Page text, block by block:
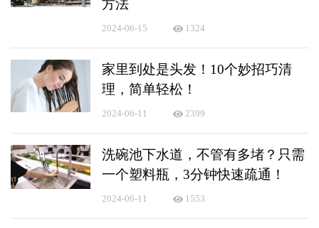
方法
2024-06-15 1324
家里到处是头发！10个妙招巧清
理，简单轻松！
2024-06-11 2399
洗碗池下水道，不管有多堵？只需
一个塑料瓶，3分钟快速疏通！
2024-06-11 1553